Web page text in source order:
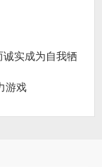
实成为自我牺
游戏